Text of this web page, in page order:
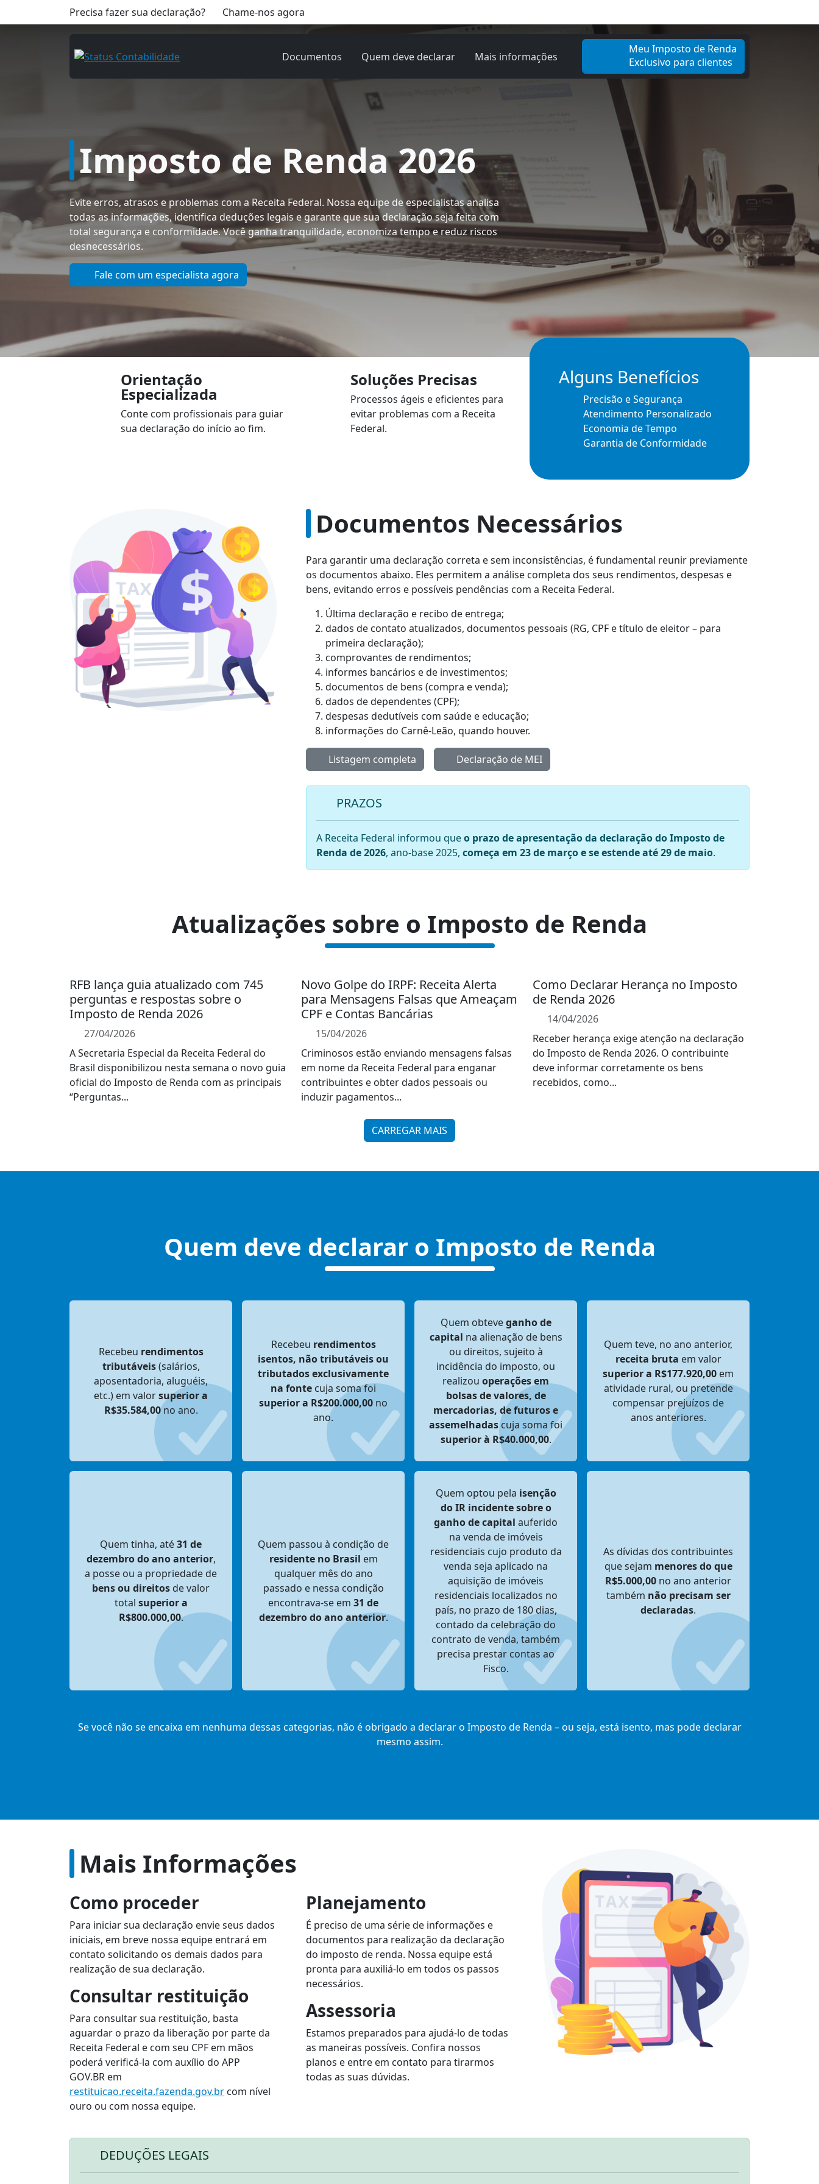
Precisa fazer sua declaração? Chame-nos agora
Documentos Quem deve declarar Mais informações
Meu Imposto de Renda
Exclusivo para clientes
Imposto de Renda 2026
Evite erros, atrasos e problemas com a Receita Federal. Nossa equipe de especialistas analisa
todas as informações, identifica deduções legais e garante que sua declaração seja feita com
total segurança e conformidade. Você ganha tranquilidade, economiza tempo e reduz riscos
desnecessários.
Fale com um especialista agora
Orientação
Especializada
Conte com profissionais para guiar
sua declaração do início ao fim.
Soluções Precisas
Processos ágeis e eficientes para
evitar problemas com a Receita
Federal.
Alguns Benefícios
Precisão e Segurança
Atendimento Personalizado
Economia de Tempo
Garantia de Conformidade
Documentos Necessários
Para garantir uma declaração correta e sem inconsistências, é fundamental reunir previamente
os documentos abaixo. Eles permitem a análise completa dos seus rendimentos, despesas e
bens, evitando erros e possíveis pendências com a Receita Federal.
Última declaração e recibo de entrega;
dados de contato atualizados, documentos pessoais (RG, CPF e título de eleitor – para
primeira declaração);
comprovantes de rendimentos;
informes bancários e de investimentos;
documentos de bens (compra e venda);
dados de dependentes (CPF);
despesas dedutíveis com saúde e educação;
informações do Carnê-Leão, quando houver.
Listagem completa Declaração de MEI
PRAZOS
A Receita Federal informou queo prazo de apresentação da declaração do Imposto de
Renda de 2026, ano-base 2025, começa em 23 de março e se estende até 29 de maio.
Atualizações sobre o Imposto de Renda
RFB lança guia atualizado com 745
perguntas e respostas sobre o
Imposto de Renda 2026
27/04/2026
A Secretaria Especial da Receita Federal do
Brasil disponibilizou nesta semana o novo guia
oficial do Imposto de Renda com as principais
“Perguntas...
Novo Golpe do IRPF: Receita Alerta
para Mensagens Falsas que Ameaçam
CPF e Contas Bancárias
15/04/2026
Criminosos estão enviando mensagens falsas
em nome da Receita Federal para enganar
contribuintes e obter dados pessoais ou
induzir pagamentos...
Como Declarar Herança no Imposto
de Renda 2026
14/04/2026
Receber herança exige atenção na declaração
do Imposto de Renda 2026. O contribuinte
deve informar corretamente os bens
recebidos, como...
CARREGAR MAIS
Quem deve declarar o Imposto de Renda
Recebeu rendimentos
tributáveis(salários,
aposentadoria, aluguéis,
etc.) em valorsuperior a
R$35.584,00no ano.
Recebeu rendimentos
isentos, não tributáveis ou
tributados exclusivamente
na fonte cuja soma foi
superior a R$200.000,00 no
ano.
Quem obteveganho de
capital na alienação de bens
ou direitos, sujeito à
incidência do imposto, ou
realizou operações em
bolsas de valores, de
mercadorias, de futuros e
assemelhadascuja soma foi
superior à R$40.000,00.
Quem teve, no ano anterior,
receita bruta em valor
superior a R$177.920,00 em
atividade rural, ou pretende
compensar prejuízos de
anos anteriores.
Quem tinha, até31 de
dezembro do ano anterior,
a posse ou a propriedade de
bens ou direitos de valor
total superior a
R$800.000,00.
Quem passou à condição de
residente no Brasil em
qualquer mês do ano
passado e nessa condição
encontrava-se em 31 de
dezembro do ano anterior.
Quem optou pela isenção
do IR incidente sobre o
ganho de capital auferido
na venda de imóveis
residenciais cujo produto da
venda seja aplicado na
aquisição de imóveis
residenciais localizados no
país, no prazo de 180 dias,
contado da celebração do
contrato de venda, também
precisa prestar contas ao
Fisco.
As dívidas dos contribuintes
que sejam menores do que
R$5.000,00 no ano anterior
também não precisam ser
declaradas.
Se você não se encaixa em nenhuma dessas categorias, não é obrigado a declarar o Imposto de Renda – ou seja, está isento, mas pode declarar
mesmo assim.
Mais Informações
Como proceder
Para iniciar sua declaração envie seus dados
iniciais, em breve nossa equipe entrará em
contato solicitando os demais dados para
realização de sua declaração.
Consultar restituição
Para consultar sua restituição, basta
aguardar o prazo da liberação por parte da
Receita Federal e com seu CPF em mãos
poderá verificá-la com auxílio do APP
GOV.BR em
restituicao.receita.fazenda.gov.br com nível
ouro ou com nossa equipe.
Planejamento
É preciso de uma série de informações e
documentos para realização da declaração
do imposto de renda. Nossa equipe está
pronta para auxiliá-lo em todos os passos
necessários.
Assessoria
Estamos preparados para ajudá-lo de todas
as maneiras possíveis. Confira nossos
planos e entre em contato para tirarmos
todas as suas dúvidas.
DEDUÇÕES LEGAIS